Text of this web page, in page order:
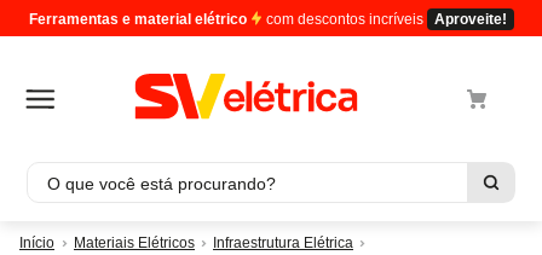
Ferramentas e material elétrico com descontos incríveis Aproveite!
O que você está procurando?
Materiais Elétricos
Infraestrutura Elétrica
Termos mais buscados